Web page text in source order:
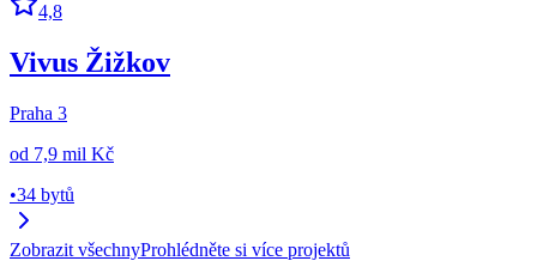
4,8
Vivus Žižkov
Praha 3
od 7,9 mil Kč
•34 bytů
Zobrazit všechnyProhlédněte si více projektů